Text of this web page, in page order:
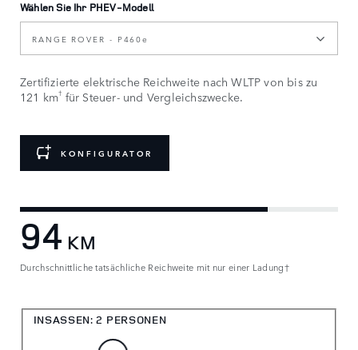
Wählen Sie Ihr PHEV-Modell
RANGE ROVER - P460e
Zertifizierte elektrische Reichweite nach WLTP von bis zu
121 km† für Steuer- und Vergleichszwecke.
KONFIGURATOR
94 KM
Durchschnittliche tatsächliche Reichweite mit nur einer Ladung†
INSASSEN:2 PERSONEN